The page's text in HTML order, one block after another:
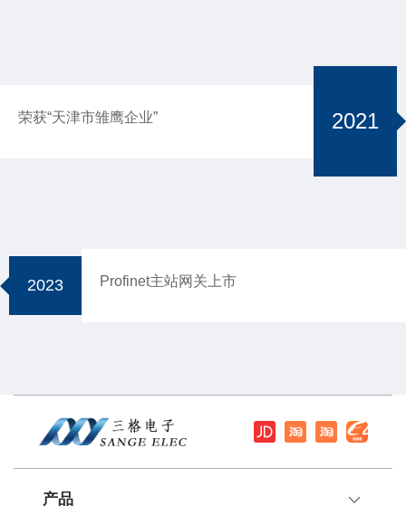
荣获“天津市雏鹰企业” 2021
2023 Profinet主站网关上市
产品